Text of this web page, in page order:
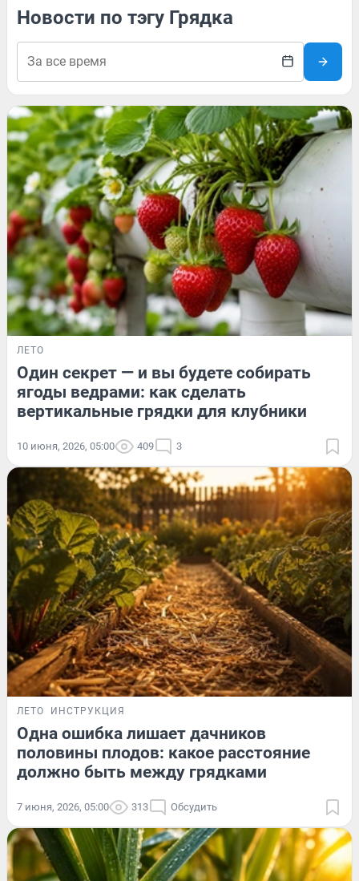
Новости по тэгу Грядка
ЛЕТО
Один секрет — и вы будете собирать
ягоды ведрами: как сделать
вертикальные грядки для клубники
10 июня, 2026, 05:00 409 3
ЛЕТО ИНСТРУКЦИЯ
Одна ошибка лишает дачников
половины плодов: какое расстояние
должно быть между грядками
7 июня, 2026, 05:00 313 Обсудить